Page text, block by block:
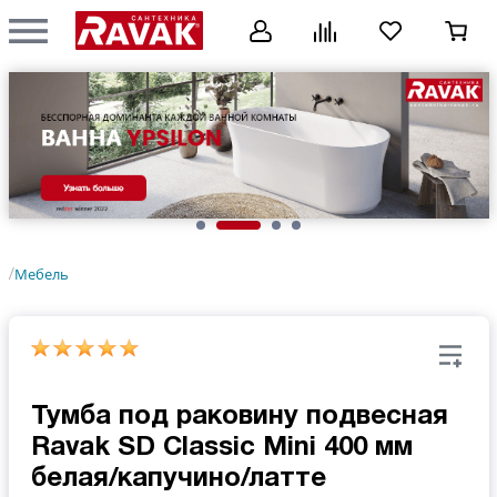
/Мебель
Тумба под раковину подвесная
Ravak SD Classic Mini 400 мм
белая/капучино/латте